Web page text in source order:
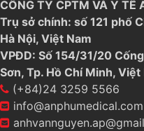
CÔNG TY CPTM VÀ Y TẾ
Trụ sở chính: số 121 phố
Hà Nội, Việt Nam
VPĐD: Số 154/31/20
Sơn, Tp. Hồ Chí Minh, Việt
(+84)24 3259 5566
info@anphumedical.com